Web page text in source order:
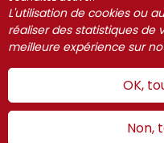
© Risoul 2021-2025
L'utilisation de cookies ou
réaliser des statistiques de
meilleure expérience sur
OK,
Non,